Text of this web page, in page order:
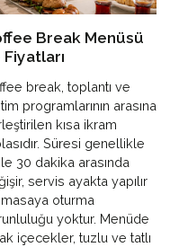
Break Menüsü
break, toplantı ve
programlarının arasına
kısa ikram
Süresi genellikle
30 dakika arasında
servis ayakta yapılır
oturma
yoktur. Menüde
içecekler, tuzlu ve tatlı